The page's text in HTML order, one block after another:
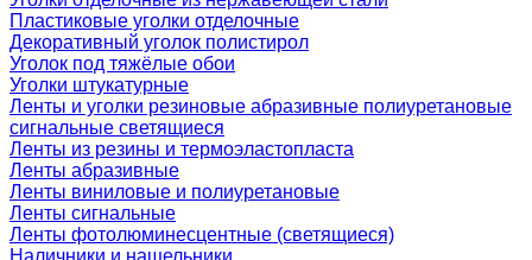
Пластиковые уголки отделочные
Декоративный уголок полистирол
Уголок под тяжёлые обои
Уголки штукатурные
Ленты и уголки резиновые абразивные полиуретановые
сигнальные светящиеся
Ленты из резины и термоэластопласта
Ленты абразивные
Ленты виниловые и полиуретановые
Ленты сигнальные
Ленты фотолюминесцентные (светящиеся)
Наличники и нащельники